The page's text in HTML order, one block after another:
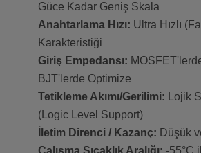
Güce Kadar Geniş Skala
Anahtarlama Hızı: Ultra Hızlı
Karakteristiği
Giriş Empedansı:
BJT'lerde Optimize
Tetikleme Akımı/Gerilimi: Lojik
(Logic Level Support)
İletim Direnci / Kazanç: Düşük
Çalışma Sıcaklık Aralığı: -55°C